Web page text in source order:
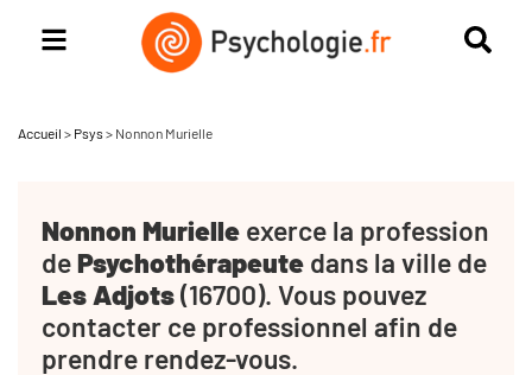
Accueil > Psys > Nonnon Murielle
Nonnon Murielle exerce la profession
dePsychothérapeute dans la ville de
Les Adjots(16700). Vous pouvez
contacter ce professionnel afin de
prendre rendez-vous.